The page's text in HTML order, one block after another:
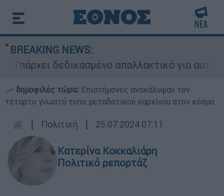
BREAKING NEWS:
δεδικασμένο απαλλακτικό για αυτήν»:
δημοφιλές τώρα: Επιστήμονες ανακάλυψαν τον
τέταρτο γνωστό τύπο μεταδοτικού καρκίνου στον κόσμο
┋ Πολιτική ┋ 25.07.2024 07:11
Κατερίνα Κοκκαλιάρη
Πολιτικό ρεπορτάζ